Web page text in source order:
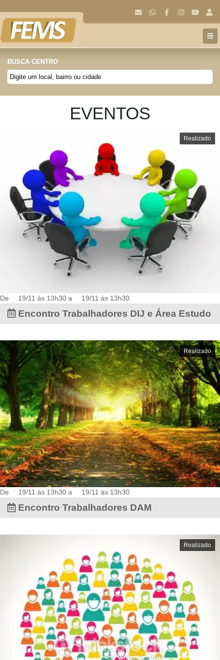
BUSCA CENTRO
EVENTOS
Realizado
De 19/11 às 13h30 a 19/11 às 13h30
Encontro Trabalhadores DIJ e Área Estudo
Realizado
De 19/11 às 13h30 a 19/11 às 13h30
Encontro Trabalhadores DAM
Realizado